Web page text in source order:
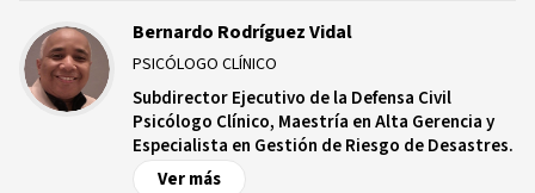
Bernardo Rodríguez Vidal
PSICÓLOGO CLÍNICO
Subdirector Ejecutivo de la Defensa Civil
Psicólogo Clínico, Maestría en Alta Gerencia y
Especialista en Gestión de Riesgo de Desastres.
Ver más